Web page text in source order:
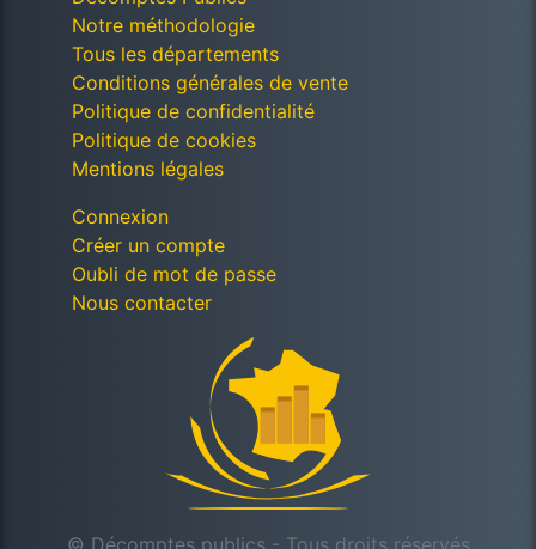
Notre méthodologie
Tous les départements
Conditions générales de vente
Politique de confidentialité
Politique de cookies
Mentions légales
Connexion
Créer un compte
Oubli de mot de passe
Nous contacter
© Décomptes publics - Tous droits réservés